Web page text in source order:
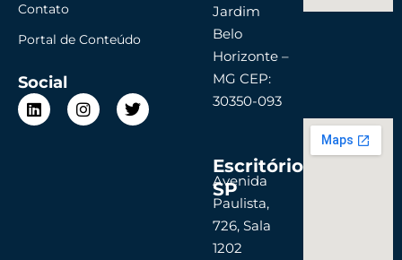
Contato
Portal de Conteúdo
Social
L
i
I
n
T
w
Jardim
Belo
Horizonte –
MG CEP:
30350-093
Escritório
SP
Avenida
Paulista,
726, Sala
1202